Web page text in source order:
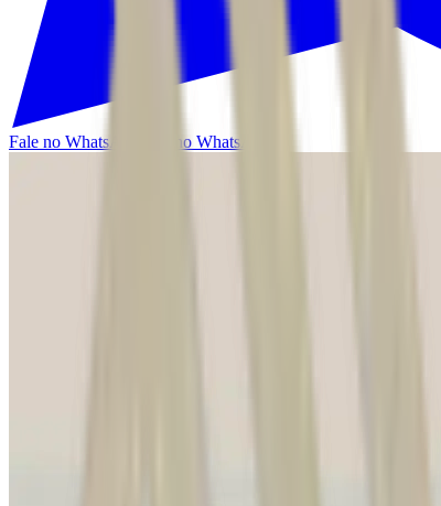
Fale no WhatsApp Fale no WhatsApp